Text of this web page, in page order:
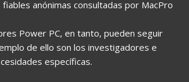
anónimas consultadas por MacPro
Power PC, en tanto, pueden seguir
de ello son los investigadores e
específicas.